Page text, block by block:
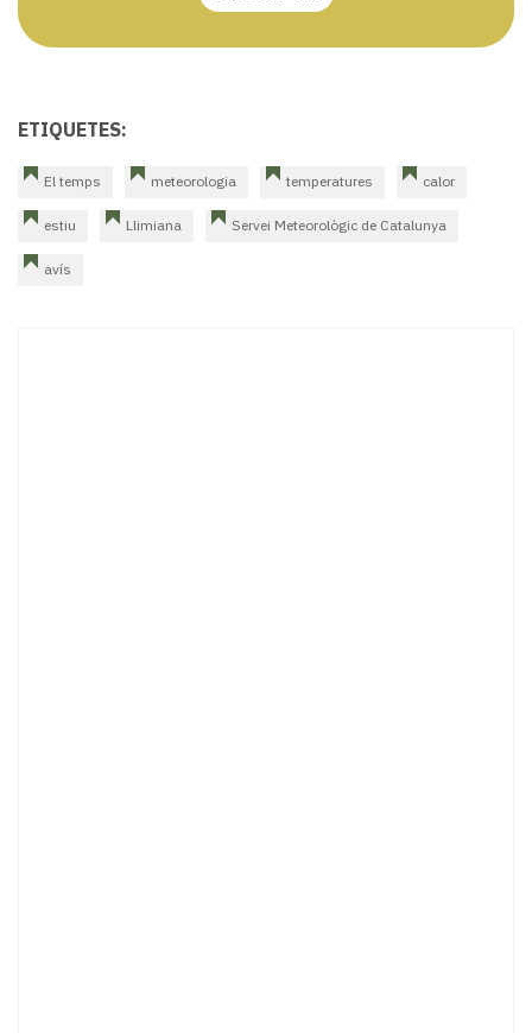
ETIQUETES:
El temps meteorologia temperatures calor
estiu Llimiana Servei Meteorològic de Catalunya
avís